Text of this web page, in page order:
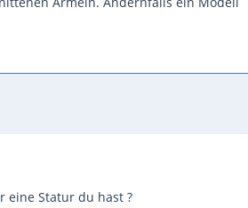
eine Statur du hast ?